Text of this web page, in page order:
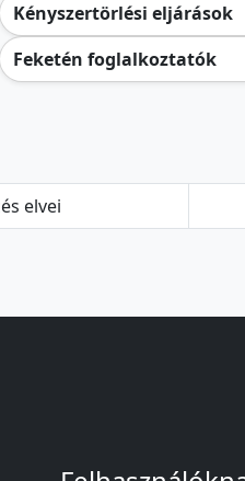
Kényszertörlési eljárások
Feketén foglalkoztatók
elvei